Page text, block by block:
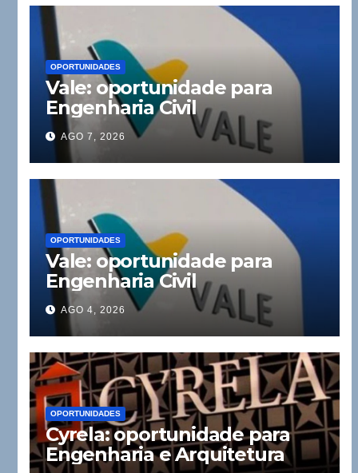
OPORTUNIDADES
Vale: oportunidade para
Engenharia Civil
AGO 7, 2026
OPORTUNIDADES
Vale: oportunidade para
Engenharia Civil
AGO 4, 2026
OPORTUNIDADES
Cyrela: oportunidade para
Engenharia e Arquitetura